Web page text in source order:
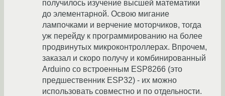
получилось изучение высшей математики
до элементарной. Освою мигание
лампочками и верчение моторчиков, тогда
уж перейду к программированию на более
продвинутых микроконтроллерах. Впрочем,
заказал и скоро получу и комбинированный
Arduino со встроенным ESP8266 (это
предшественник ESP32) - их можно
использовать совместно и по отдельности.